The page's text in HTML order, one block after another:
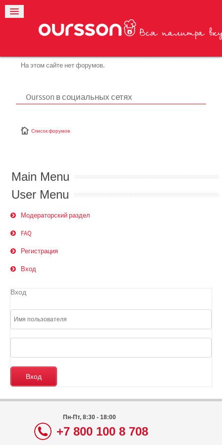
На этом сайте нет форумов.
Oursson в социальных сетях
Список форумов
Main Menu
User Menu
Модераторский раздел
FAQ
Регистрация
Вход
Вход
Пн-Пт, 8:30 - 18:00
+7 800 100 8 708